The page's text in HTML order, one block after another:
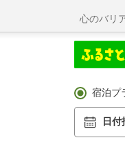
心のバリ
宿泊プ
日付